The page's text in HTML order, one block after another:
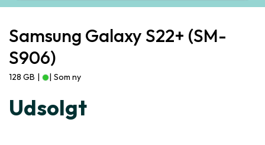
Samsung Galaxy S22+ (SM-
S906)
128 GB | | Som ny
Udsolgt